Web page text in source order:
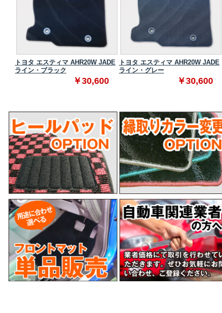
トヨタ エスティマ AHR20W JADE
ライン・ブラック
￥30,600
トヨタ エスティマ AHR20W JADE
ライン・グレー
￥30,600